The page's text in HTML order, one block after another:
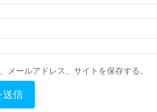
メールアドレス、サイトを保存する。